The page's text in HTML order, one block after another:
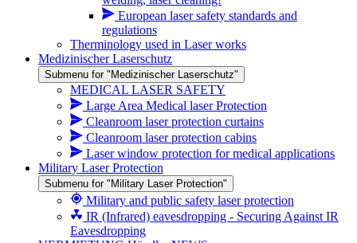
European laser safety standards and
regulations
Therminology used in Laser works
Medizinischer Laserschutz
Submenu for "Medizinischer Laserschutz"
MEDICAL LASER SAFETY
Large Area Medical laser Protection
Cleanroom laser protection curtains
Cleanroom laser protection cabins
Laser window protection for medical applications
Military Laser Protection
Submenu for "Military Laser Protection"
Military and public safety laser protection
IR (Infrared) eavesdropping - Securing Against IR
Eavesdropping